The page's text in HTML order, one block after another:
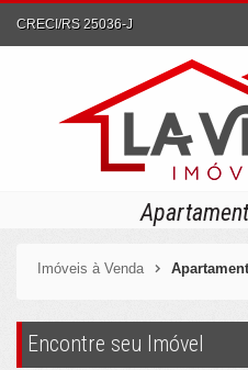
CRECI/RS 25036-J
Imóveis à Venda
Encontre seu Imóvel